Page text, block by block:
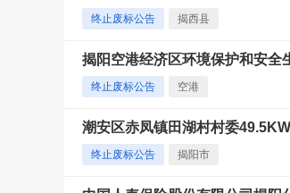
终止废标公告 揭西县
揭阳空港经济区环境保护和安全
终止废标公告 空港
潮安区赤凤镇田湖村村委
终止废标公告 揭阳市